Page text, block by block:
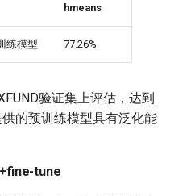
hmeans
练模型 77.26%
验证集上评估，达到
的预训练模型具有泛化能
tune